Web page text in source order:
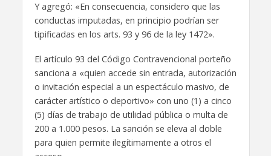
Y agregó: «En consecuencia, considero que las
conductas imputadas, en principio podrían ser
tipificadas en los arts. 93 y 96 de la ley 1472».
El artículo 93 del Código Contravencional porteño
sanciona a «quien accede sin entrada, autorización
o invitación especial a un espectáculo masivo, de
carácter artístico o deportivo» con uno (1) a cinco
(5) días de trabajo de utilidad pública o multa de
200 a 1.000 pesos. La sanción se eleva al doble
para quien permite ilegítimamente a otros el